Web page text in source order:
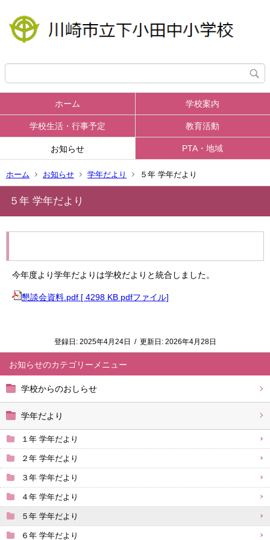
ホーム 学校案内
学校生活・行事予定 教育活動
お知らせ PTA・地域
ホーム お知らせ 学年だより ５年 学年だより
お知らせ
学校からのおしらせ
学年だより
１年 学年だより
２年 学年だより
３年 学年だより
４年 学年だより
５年 学年だより
６年 学年だより
５年 学年だより
今年度より学年だよりは学校だよりと統合しました。
懇談会資料.pdf [ 4298 KB pdfファイル]
登録日: 2025年4月24日 / 更新日: 2026年4月28日